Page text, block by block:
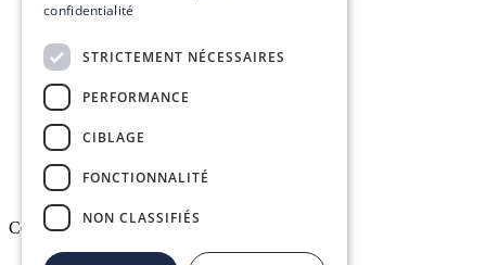
Ressources
Espace client DELTAPASS
Copyright © 2026. All rights reserved.
confidentialité
STRICTEMENT NÉCESSAIRES
PERFORMANCE
CIBLAGE
FONCTIONNALITÉ
NON CLASSIFIÉS